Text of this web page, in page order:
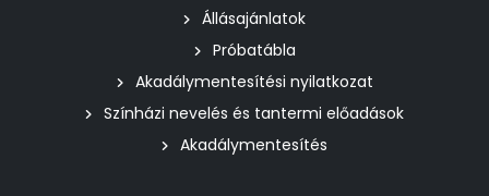
Állásajánlatok
Próbatábla
Akadálymentesítési nyilatkozat
Színházi nevelés és tantermi előadások
Akadálymentesítés